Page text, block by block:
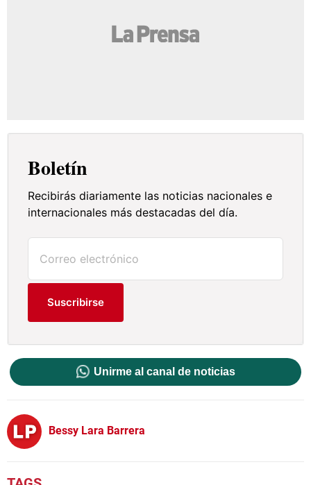
Boletín
Recibirás diariamente las noticias nacionales e
internacionales más destacadas del día.
Suscribirse
Unirme al canal de noticias
Bessy Lara Barrera